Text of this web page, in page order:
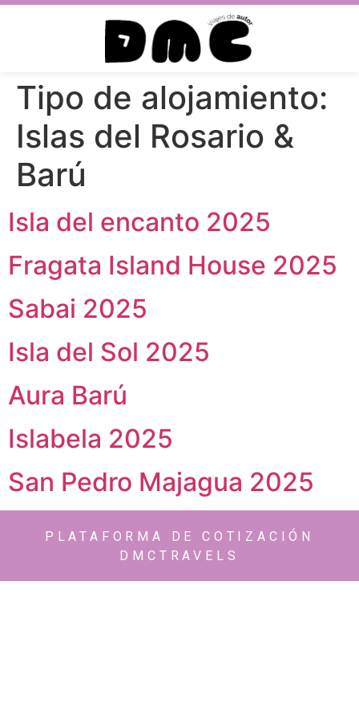
Tipo de alojamiento:
Islas del Rosario &
Barú
Isla del encanto 2025
Fragata Island House 2025
Sabai 2025
Isla del Sol 2025
Aura Barú
Islabela 2025
San Pedro Majagua 2025
PLATAFORMA DE COTIZACIÓN
DMCTRAVELS